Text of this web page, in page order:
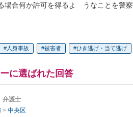
場合何か許可を得るよ　うなことを警察
人身事故 被害者 ひき逃げ・当て逃げ
に選ばれた回答
弁護士
> 中央区